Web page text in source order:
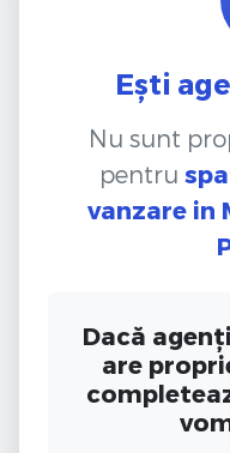
Ești
Nu sunt
pentru
vanzare in
Dacă
are